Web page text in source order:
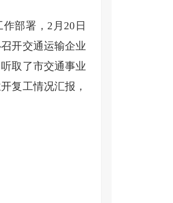
部署，2月20日
开交通运输企业
取了市交通事业
复工情况汇报，